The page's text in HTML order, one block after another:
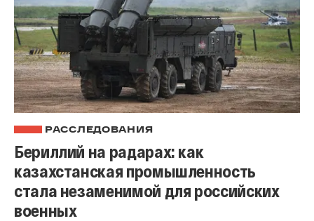
РАССЛЕДОВАНИЯ
Бериллий на радарах: как
казахстанская промышленность
стала незаменимой для российских
военных